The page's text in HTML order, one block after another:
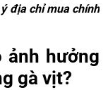
địa chỉ mua chính
ảnh hưởng
gà vịt?